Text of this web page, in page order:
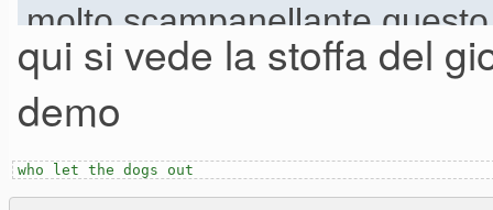
molto scampanellante
qui si vede la stoffa del
demo
who let the dogs out